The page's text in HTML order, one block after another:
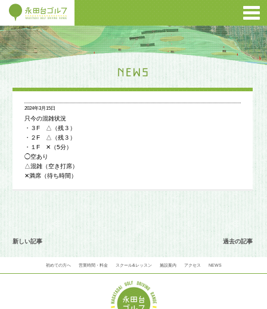
2024年3月15日
只今の混雑状況
・３F △（残３）
・２F △（残３）
・１F ✕（5分）
◯空あり
△混雑（空き打席）
✕満席（待ち時間）
新しい記事 過去の記事
初めての方へ 営業時間・料金 スクール&レッスン 施設案内 アクセス NEWS